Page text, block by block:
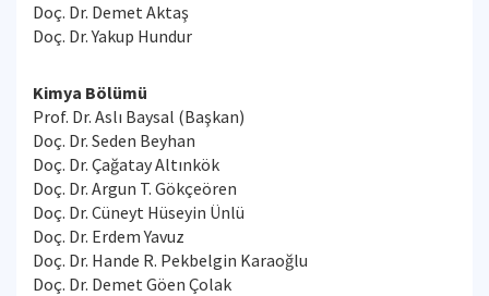
Doç. Dr. Demet Aktaş
Doç. Dr. Yakup Hundur
Kimya Bölümü
Prof. Dr. Aslı Baysal (Başkan)
Doç. Dr. Seden Beyhan
Doç. Dr. Çağatay Altınkök
Doç. Dr. Argun T. Gökçeören
Doç. Dr. Cüneyt Hüseyin Ünlü
Doç. Dr. Erdem Yavuz
Doç. Dr. Hande R. Pekbelgin Karaoğlu
Doç. Dr. Demet Göen Çolak